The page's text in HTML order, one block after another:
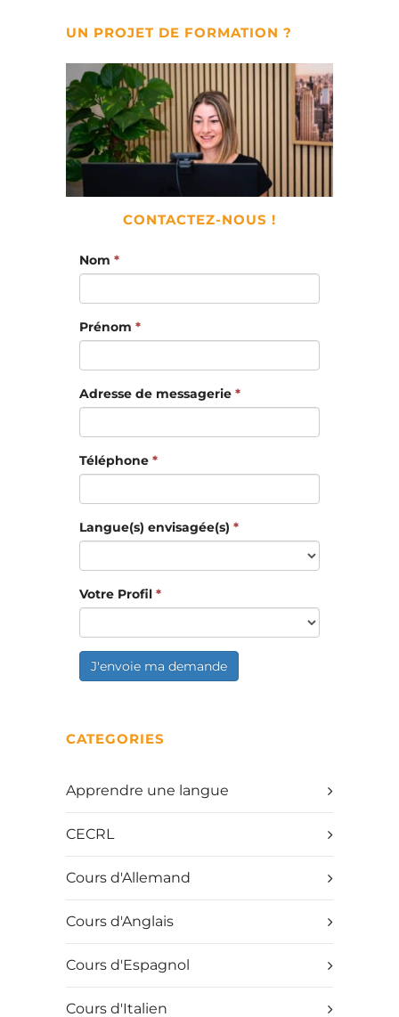
UN PROJET DE FORMATION ?
CONTACTEZ-NOUS !
Nom *
Prénom *
Adresse de messagerie *
Téléphone *
Langue(s) envisagée(s) *
Votre Profil *
J'envoie ma demande
CATEGORIES
Apprendre une langue
CECRL
Cours d'Allemand
Cours d'Anglais
Cours d'Espagnol
Cours d'Italien